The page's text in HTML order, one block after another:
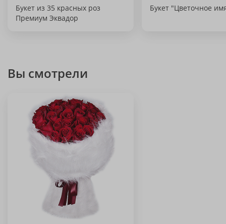
Букет из 35 красных роз
Премиум Эквадор
Букет "Цветочное
Вы смотрели